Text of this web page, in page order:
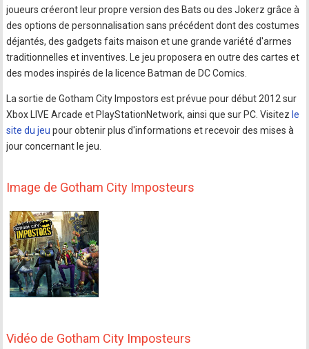
joueurs créeront leur propre version des Bats ou des Jokerz grâce à
des options de personnalisation sans précédent dont des costumes
déjantés, des gadgets faits maison et une grande variété d'armes
traditionnelles et inventives. Le jeu proposera en outre des cartes et
des modes inspirés de la licence Batman de DC Comics.
La sortie de Gotham City Impostors est prévue pour début 2012 sur
Xbox LIVE Arcade et PlayStationNetwork, ainsi que sur PC. Visitez le
site du jeu pour obtenir plus d'informations et recevoir des mises à
jour concernant le jeu.
Image de Gotham City Imposteurs
Vidéo de Gotham City Imposteurs